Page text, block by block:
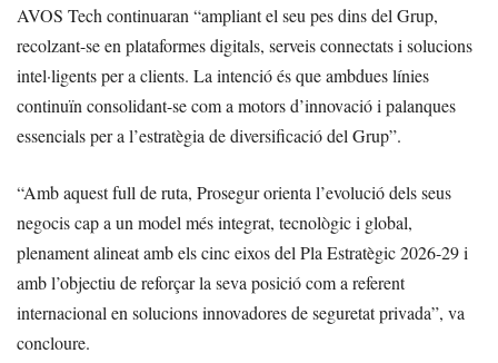
AVOS Tech continuaran “ampliant el seu pes dins del Grup,
recolzant-se en plataformes digitals, serveis connectats i solucions
intel·ligents per a clients. La intenció és que ambdues línies
continuïn consolidant-se com a motors d’innovació i palanques
essencials per a l’estratègia de diversificació del Grup”.
“Amb aquest full de ruta, Prosegur orienta l’evolució dels seus
negocis cap a un model més integrat, tecnològic i global,
plenament alineat amb els cinc eixos del Pla Estratègic 2026-29 i
amb l’objectiu de reforçar la seva posició com a referent
internacional en solucions innovadores de seguretat privada”, va
concloure.